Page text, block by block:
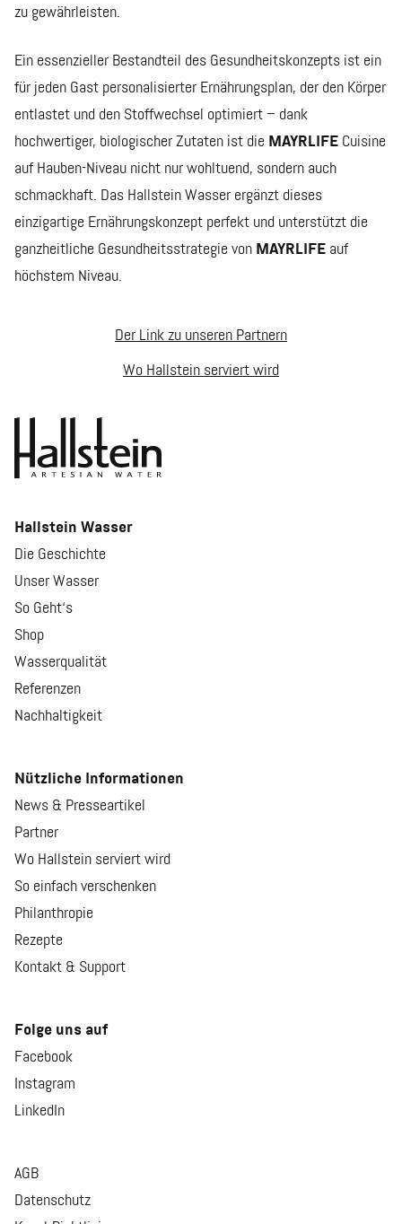
zu gewährleisten.
Ein essenzieller Bestandteil des Gesundheitskonzepts ist ein
für jeden Gast personalisierter Ernährungsplan, der den Körper
entlastet und den Stoffwechsel optimiert – dank
hochwertiger, biologischer Zutaten ist die MAYRLIFE Cuisine
auf Hauben-Niveau nicht nur wohltuend, sondern auch
schmackhaft. Das Hallstein Wasser ergänzt dieses
einzigartige Ernährungskonzept perfekt und unterstützt die
ganzheitliche Gesundheitsstrategie von MAYRLIFE auf
höchstem Niveau.
Der Link zu unseren Partnern
Wo Hallstein serviert wird
Hallstein Wasser
Die Geschichte
Unser Wasser
So Geht‘s
Shop
Wasserqualität
Referenzen
Nachhaltigkeit
Nützliche Informationen
News & Presseartikel
Partner
Wo Hallstein serviert wird
So einfach verschenken
Philanthropie
Rezepte
Kontakt & Support
Folge uns auf
Facebook
Instagram
LinkedIn
AGB
Datenschutz